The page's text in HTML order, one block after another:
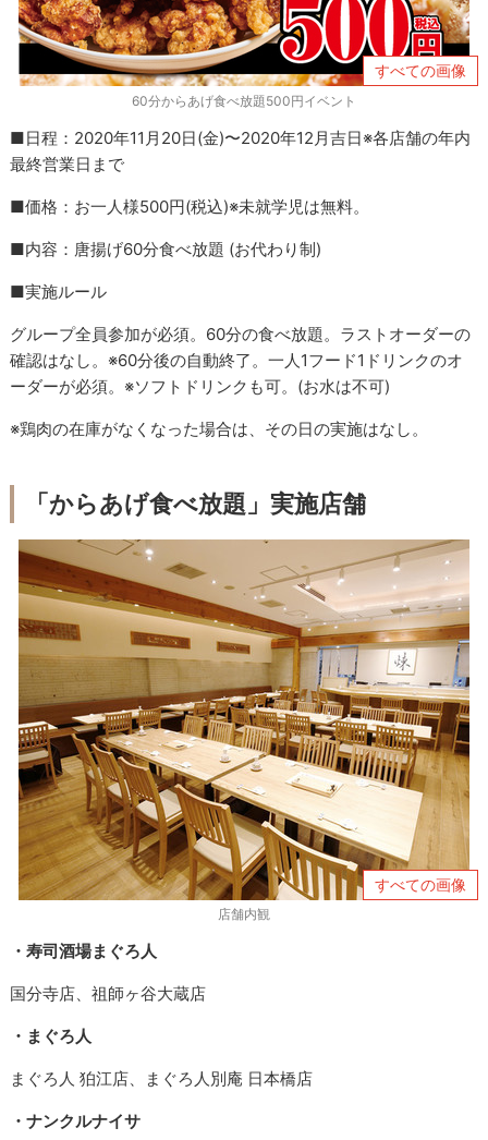
すべての画像
60分からあげ食べ放題500円イベント
■日程：2020年11月20日(金)〜2020年12月吉日※各店舗の年内
最終営業日まで
■価格：お一人様500円(税込)※未就学児は無料。
■内容：唐揚げ60分食べ放題 (お代わり制)
■実施ルール
グループ全員参加が必須。60分の食べ放題。ラストオーダーの
確認はなし。※60分後の自動終了。一人1フード1ドリンクのオ
ーダーが必須。※ソフトドリンクも可。(お水は不可)
※鶏肉の在庫がなくなった場合は、その日の実施はなし。
「からあげ食べ放題」実施店舗
すべての画像
店舗内観
・寿司酒場まぐろ人
国分寺店、祖師ヶ谷大蔵店
・まぐろ人
まぐろ人 狛江店、まぐろ人別庵 日本橋店
・ナンクルナイサ